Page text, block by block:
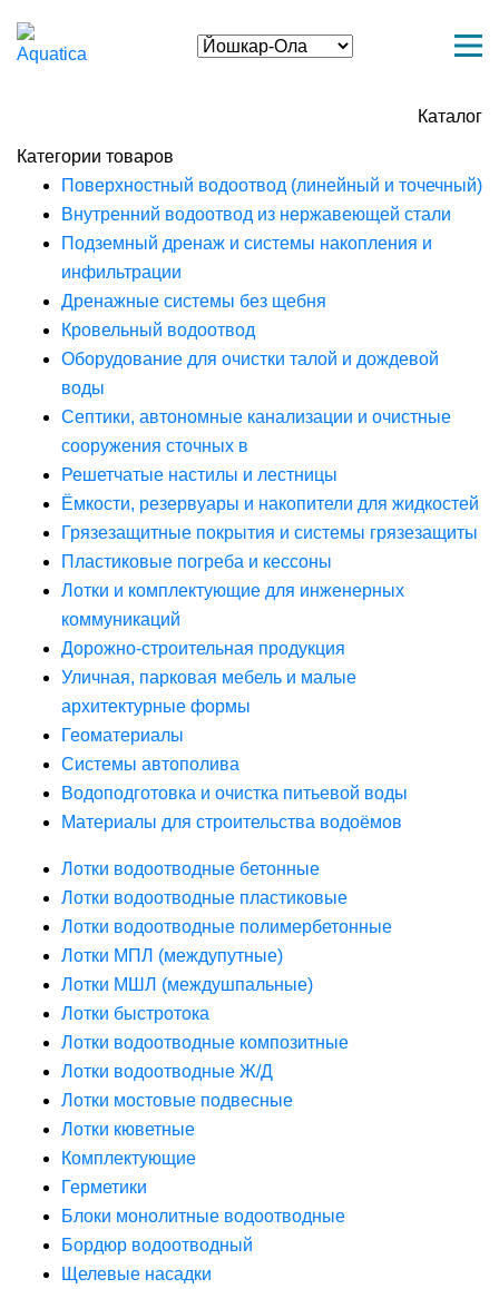
Каталог
Категории товаров
Поверхностный водоотвод (линейный и точечный)
Внутренний водоотвод из нержавеющей стали
Подземный дренаж и системы накопления и
инфильтрации
Дренажные системы без щебня
Кровельный водоотвод
Оборудование для очистки талой и дождевой
воды
Септики, автономные канализации и очистные
сооружения сточных в
Решетчатые настилы и лестницы
Ёмкости, резервуары и накопители для жидкостей
Грязезащитные покрытия и системы грязезащиты
Пластиковые погреба и кессоны
Лотки и комплектующие для инженерных
коммуникаций
Дорожно-строительная продукция
Уличная, парковая мебель и малые
архитектурные формы
Геоматериалы
Системы автополива
Водоподготовка и очистка питьевой воды
Материалы для строительства водоёмов
Лотки водоотводные бетонные
Лотки водоотводные пластиковые
Лотки водоотводные полимербетонные
Лотки МПЛ (междупутные)
Лотки МШЛ (междушпальные)
Лотки быстротока
Лотки водоотводные композитные
Лотки водоотводные Ж/Д
Лотки мостовые подвесные
Лотки кюветные
Комплектующие
Герметики
Блоки монолитные водоотводные
Бордюр водоотводный
Щелевые насадки